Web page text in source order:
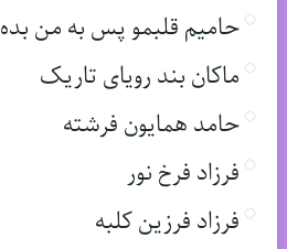
حامیم قلبمو پس به من بده
ماکان بند رویای تاریک
حامد همایون فرشته
فرزاد فرخ نور
فرزاد فرزین کلبه